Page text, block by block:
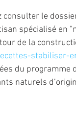
consulter le
spécialisé en
de la
stabiliser-
du programme
naturels